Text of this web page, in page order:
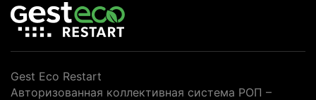
Gest Eco Restart
Авторизованная коллективная система РОП –